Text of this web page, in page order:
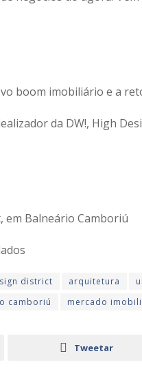
boom imobiliário e a
da DW!, High
em Balneário Camboriú
district arquitetura
camboriú mercado
Tweetar